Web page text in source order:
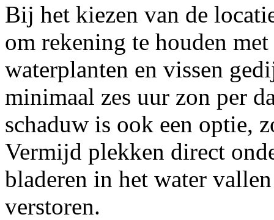
Bij het kiezen van de
om rekening te houden
waterplanten en vissen
minimaal zes uur zon per
schaduw is ook een optie,
Vermijd plekken direct
bladeren in het water
verstoren.